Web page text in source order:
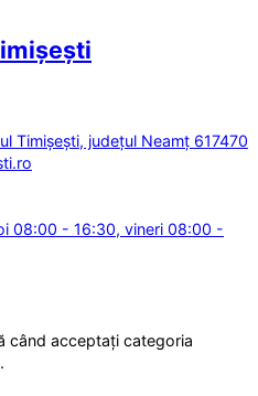
Timișești, județul Neamț 617470
08:00 - 16:30, vineri 08:00 -
când acceptați categoria